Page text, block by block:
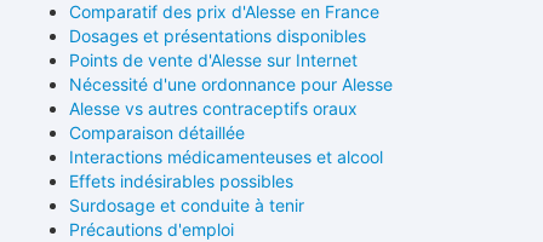
Comparatif des prix d'Alesse en France
Dosages et présentations disponibles
Points de vente d'Alesse sur Internet
Nécessité d'une ordonnance pour Alesse
Alesse vs autres contraceptifs oraux
Comparaison détaillée
Interactions médicamenteuses et alcool
Effets indésirables possibles
Surdosage et conduite à tenir
Précautions d'emploi